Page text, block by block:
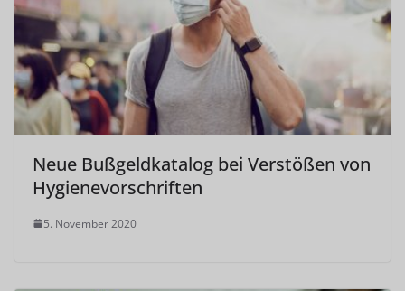
Neue Bußgeldkatalog bei Verstößen von
Hygienevorschriften
5. November 2020